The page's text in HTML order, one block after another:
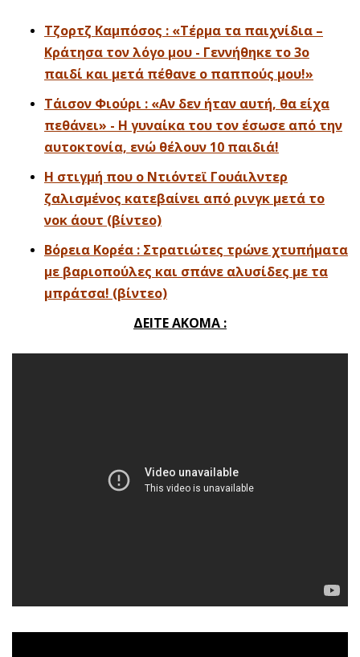
Τζορτζ Καμπόσος : «Τέρμα τα παιχνίδια –
Κράτησα τον λόγο μου - Γεννήθηκε το 3ο
παιδί και μετά πέθανε ο παππούς μου!»
Τάισον Φιούρι : «Αν δεν ήταν αυτή, θα είχα
πεθάνει» - Η γυναίκα του τον έσωσε από την
αυτοκτονία, ενώ θέλουν 10 παιδιά!
Η στιγμή που ο Ντιόντεϊ Γουάιλντερ
ζαλισμένος κατεβαίνει από ρινγκ μετά το
νοκ άουτ (βίντεο)
Βόρεια Κορέα : Στρατιώτες τρώνε χτυπήματα
με βαριοπούλες και σπάνε αλυσίδες με τα
μπράτσα! (βίντεο)
ΔΕΙΤΕ ΑΚΟΜΑ :